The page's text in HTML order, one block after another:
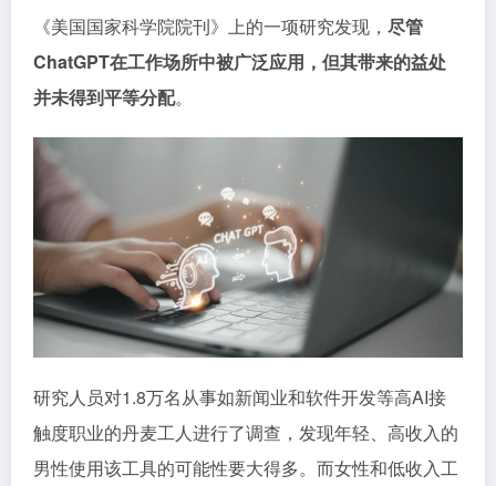
《美国国家科学院院刊》上的一项研究发现， 尽管
ChatGPT在工作场所中被广泛应用，但其带来的益处
并未得到平等分配。
研究人员对1.8万名从事如新闻业和软件开发等高AI接
触度职业的丹麦工人进行了调查，发现年轻、高收入的
男性使用该工具的可能性要大得多。而女性和低收入工